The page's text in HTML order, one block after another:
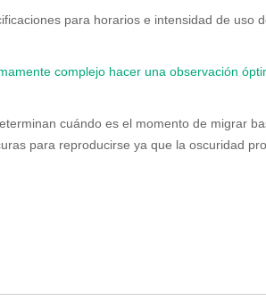
para horarios e intensidad de uso
complejo hacer una observación
cuándo es el momento de migrar
para reproducirse ya que la oscuridad